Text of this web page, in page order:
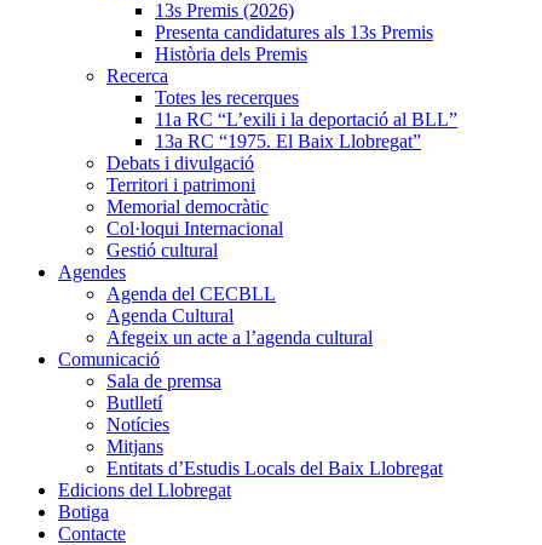
13s Premis (2026)
Presenta candidatures als 13s Premis
Història dels Premis
Recerca
Totes les recerques
11a RC “L’exili i la deportació al BLL”
13a RC “1975. El Baix Llobregat”
Debats i divulgació
Territori i patrimoni
Memorial democràtic
Col·loqui Internacional
Gestió cultural
Agendes
Agenda del CECBLL
Agenda Cultural
Afegeix un acte a l’agenda cultural
Comunicació
Sala de premsa
Butlletí
Notícies
Mitjans
Entitats d’Estudis Locals del Baix Llobregat
Edicions del Llobregat
Botiga
Contacte